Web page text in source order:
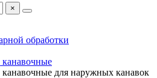
×
обработки
для наружных канавок